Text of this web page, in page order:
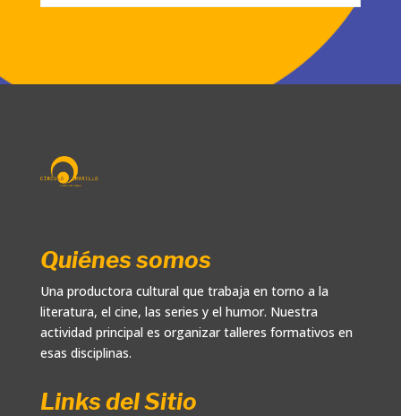
Quiénes somos
Una productora cultural que trabaja en torno a la
literatura, el cine, las series y el humor. Nuestra
actividad principal es organizar talleres formativos en
esas disciplinas.
Links del Sitio